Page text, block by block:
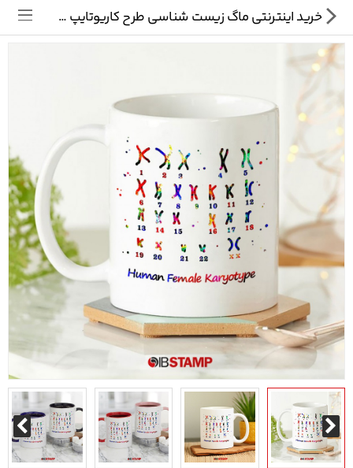
خرید اینترنتی ماگ زیست شناسی طرح کاریوتایپ زنان
تی شرت
ماگ
پیکسل
سایر محصولات
پیج ما در اینستاگرام سوالات متداول